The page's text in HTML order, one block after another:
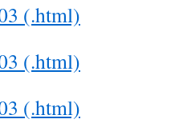
(.html)
(.html)
(.html)